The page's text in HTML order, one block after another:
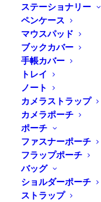
ステーショナリー
ペンケース
マウスパッド
ブックカバー
手帳カバー
トレイ
ノート
カメラストラップ
カメラポーチ
ポーチ
ファスナーポーチ
フラップポーチ
バッグ
ショルダーポーチ
ストラップ
Home⁄
キーケース
スマートキ
る鍵の束を
キーケース